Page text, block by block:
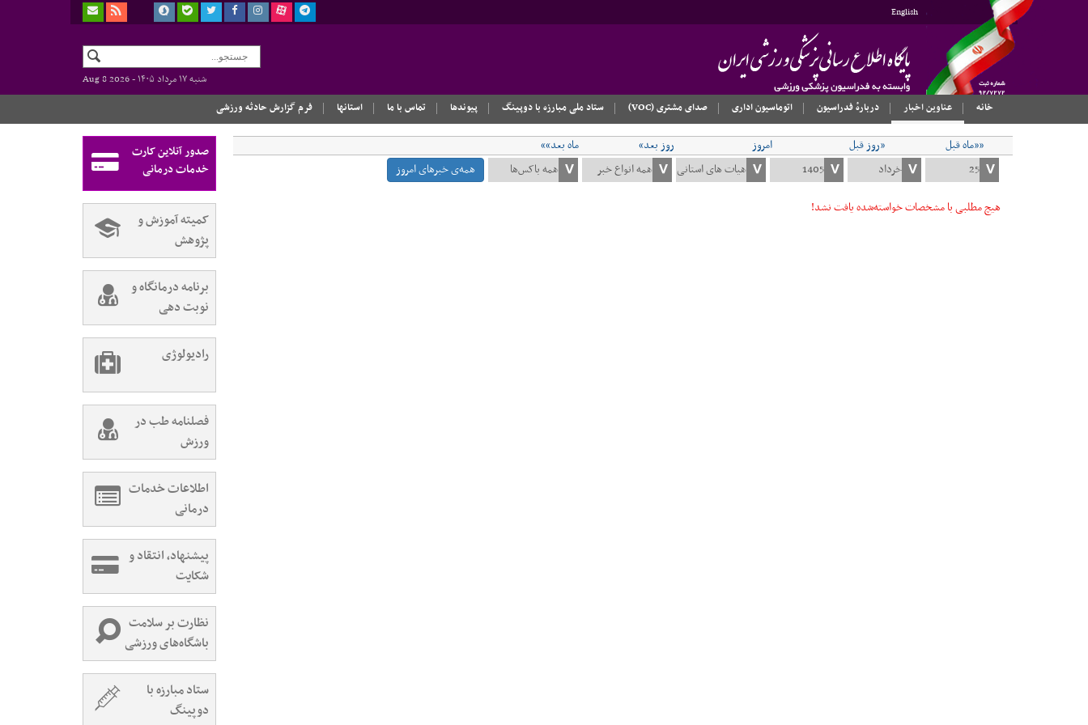
English
شنبه ۱۷ مرداد ۱۴۰۵ -
Aug 8 2026
خانه
عناوین اخبار دربارهٔ فدراسیون اتوماسیون اداری صدای مشتری (VOC) ستاد ملی مبارزه با دوپینگ پیوندها تماس با ما استانها فرم گزارش حادثه ورزشی
««ماه قبل «روز قبل امروز روز بعد»
ماه بعد»»
همه‌ی خبرهای امروز
هیچ مطلبی با مشخصات خواسته‌شده یافت نشد!
صدور آنلاین کارت
خدمات درمانی
کمیته آموزش و
پژوهش
برنامه درمانگاه و
نوبت دهی
رادیولوژی
فصلنامه طب در
ورزش
اطلاعات خدمات
درمانی
پیشنهاد، انتقاد و
شکایت
نظارت بر سلامت
باشگاه‌های ورزشی
ستاد مبارزه با
دوپینگ